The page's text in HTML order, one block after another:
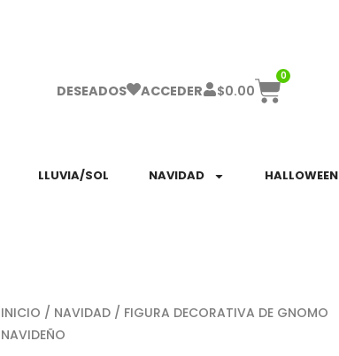
DESEADOS ACCEDER $0.00
0
LLUVIA/SOL NAVIDAD HALLOWEEN
INICIO / NAVIDAD / FIGURA DECORATIVA DE GNOMO
NAVIDEÑO